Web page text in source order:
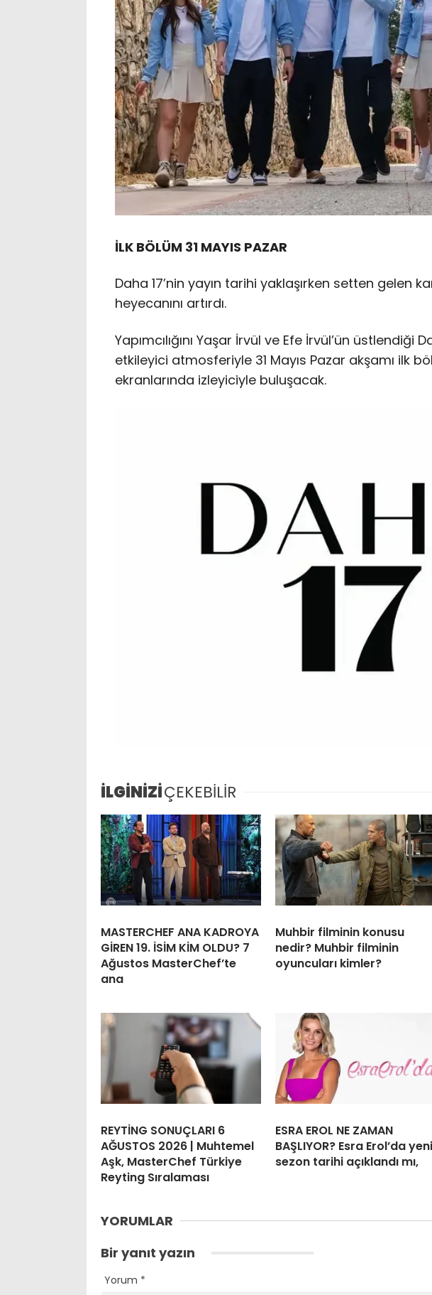
İLK BÖLÜM 31 MAYIS PAZAR
Daha 17’nin yayın tarihi yaklaşırken setten gelen
heyecanını artırdı.
Yapımcılığını Yaşar İrvül ve Efe İrvül’ün üstlendiği
etkileyici atmosferiyle 31 Mayıs Pazar akşamı ilk
ekranlarında izleyiciyle buluşacak.
İLGİNİZİÇEKEBİLİR
MASTERCHEF ANA KADROYA
GİREN 19. İSİM KİM OLDU? 7
Ağustos MasterChef’te
ana
Muhbir filminin konusu
nedir? Muhbir filminin
oyuncuları kimler?
REYTİNG SONUÇLARI 6
AĞUSTOS 2026 | Muhtemel
Aşk, MasterChef Türkiye
Reyting Sıralaması
ESRA EROL NE ZAMAN
BAŞLIYOR? Esra Erol’da yeni
sezon tarihi açıklandı mı,
YORUMLAR
Bir yanıt yazın
Yorum *